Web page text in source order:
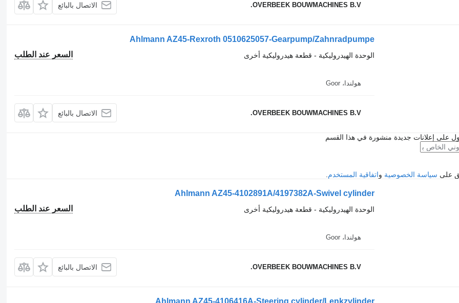
OVERBEEK BOUWMACHINES B.V. الاتصال بالبائع
Ahlmann AZ45-Rexroth 0510625057-Gearpump/Zahnradpumpe
السعر عند الطلب
الوحدة الهيدروليكية - قطعة هيدروليكية أخرى
هولندا، Goor
OVERBEEK BOUWMACHINES B.V. الاتصال بالبائع
على إعلانات جديدة منشورة في هذا القسم
على سياسة الخصوصية واتفاقية المستخدم
Ahlmann AZ45-4102891A/4197382A-Swivel cylinder
السعر عند الطلب
الوحدة الهيدروليكية - قطعة هيدروليكية أخرى
هولندا، Goor
OVERBEEK BOUWMACHINES B.V. الاتصال بالبائع
Ahlmann AZ45-4106416A-Steering cylinder/Lenkzylinder